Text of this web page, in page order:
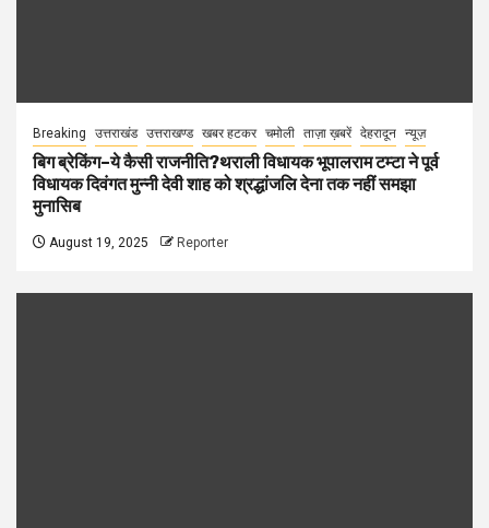
Breaking उत्तराखंड उत्तराखण्ड खबर हटकर चमोली ताज़ा ख़बरें देहरादून न्यूज़
बिग ब्रेकिंग–ये कैसी राजनीति?थराली विधायक भूपालराम टम्टा ने पूर्व
विधायक दिवंगत मुन्नी देवी शाह को श्रद्धांजलि देना तक नहीं समझा
मुनासिब
August 19, 2025 Reporter